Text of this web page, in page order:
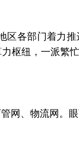
各部门着力推
枢纽，一派繁忙
网、物流网。